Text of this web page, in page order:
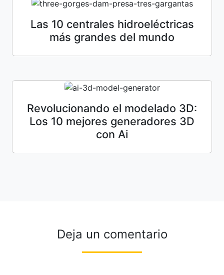
Las 10 centrales hidroeléctricas
más grandes del mundo
Revolucionando el modelado 3D:
Los 10 mejores generadores 3D
con Ai
Deja un comentario